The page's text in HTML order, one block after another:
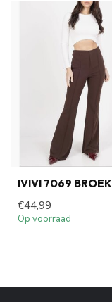
IVIVI 7069 BROEK
€44,99
Op voorraad